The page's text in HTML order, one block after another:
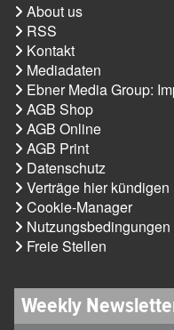
About us
RSS
Kontakt
Mediadaten
Ebner Media Group:
AGB Shop
AGB Online
AGB Print
Datenschutz
Verträge hier kündigen
Cookie-Manager
Nutzungsbedingungen
Freie Stellen
Weekly